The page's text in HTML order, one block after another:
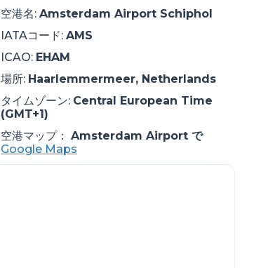
空港名: Amsterdam Airport Schiphol
IATAコード: AMS
ICAO: EHAM
場所: Haarlemmermeer, Netherlands
タイムゾーン: Central European Time
(GMT+1)
空港マップ： Amsterdam Airport で
Google Maps